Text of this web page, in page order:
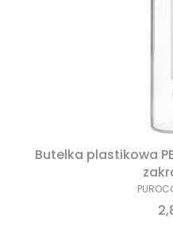
Butelka plastikowa